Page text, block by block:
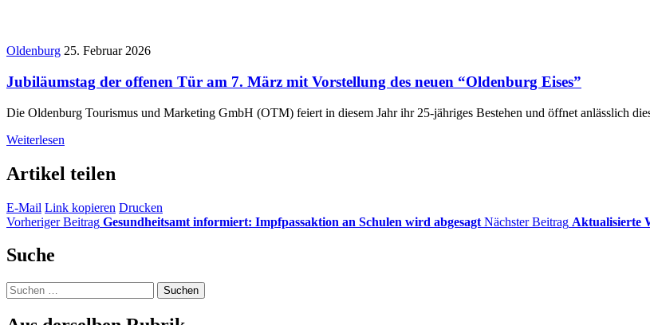
Oldenburg 25. Februar 2026
Jubiläumstag der offenen Tür am 7. März mit Vorstellung des neuen “Oldenburg Eises”
Die Oldenburg Tourismus und Marketing GmbH (OTM) feiert in diesem Jahr ihr 25-jähriges Bestehen und öffnet anlässlich
Weiterlesen
Artikel teilen
E-Mail Link kopieren Drucken
Vorheriger Beitrag Gesundheitsamt informiert: Impfpassaktion an Schulen wird abgesagt Nächster Beitrag Aktualisierte
Suche
Suchen
nach: